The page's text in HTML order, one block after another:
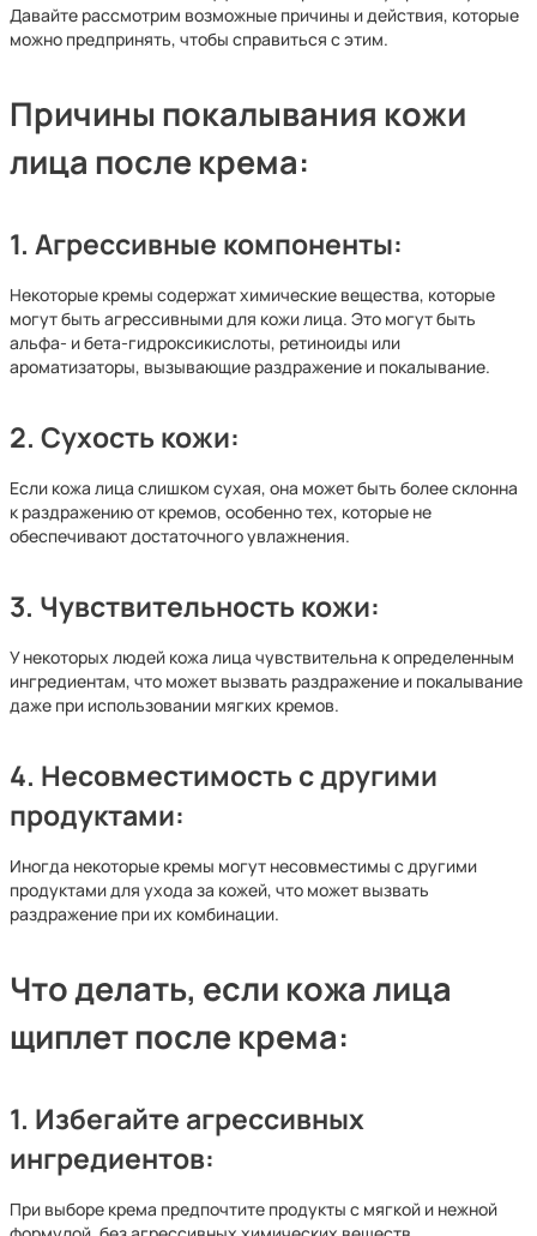
Давайте рассмотрим возможные причины и действия, которые
можно предпринять, чтобы справиться с этим.
Причины покалывания кожи
лица после крема:
1. Агрессивные компоненты:
Некоторые кремы содержат химические вещества, которые
могут быть агрессивными для кожи лица. Это могут быть
альфа- и бета-гидроксикислоты, ретиноиды или
ароматизаторы, вызывающие раздражение и покалывание.
2. Сухость кожи:
Если кожа лица слишком сухая, она может быть более склонна
к раздражению от кремов, особенно тех, которые не
обеспечивают достаточного увлажнения.
3. Чувствительность кожи:
У некоторых людей кожа лица чувствительна к определенным
ингредиентам, что может вызвать раздражение и покалывание
даже при использовании мягких кремов.
4. Несовместимость с другими
продуктами:
Иногда некоторые кремы могут несовместимы с другими
продуктами для ухода за кожей, что может вызвать
раздражение при их комбинации.
Что делать, если кожа лица
щиплет после крема:
1. Избегайте агрессивных
ингредиентов:
При выборе крема предпочтите продукты с мягкой и нежной